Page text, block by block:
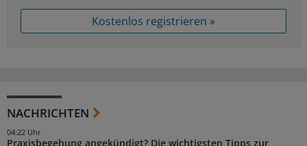
Kostenlos registrieren »
NACHRICHTEN
Praxisbegehung angekündigt? Die wichtigsten Tipps zur
04:22 Uhr